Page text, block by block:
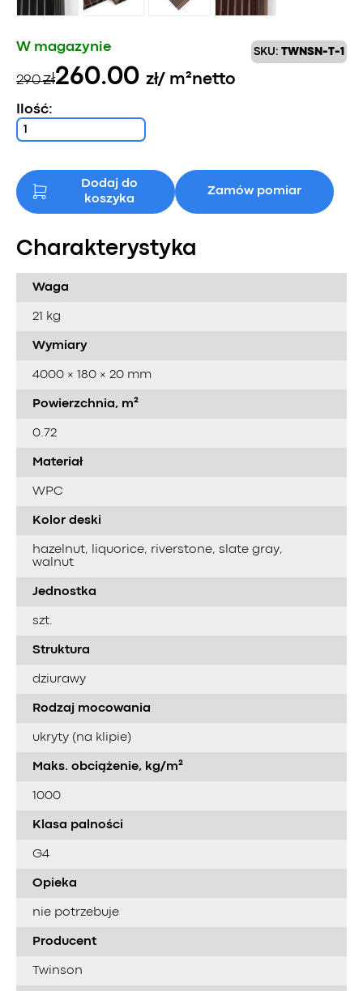
SKU: TWNSN-T-1
W magazynie
290zł
Pierwotna
cena
wynosiła:
260.00 zł
Aktualna
cena
wynosi:
/ m²netto
Ilość:
Dodaj do
koszyka
Zamów pomiar
Charakterystyka
Waga
21 kg
Wymiary
4000 × 180 × 20 mm
Powierzchnia, m²
0.72
Materiał
WPC
Kolor deski
hazelnut, liquorice, riverstone, slate gray,
walnut
Jednostka
szt.
Struktura
dziurawy
Rodzaj mocowania
ukryty (na klipie)
Maks. obciążenie, kg/m²
1000
Klasa palności
G4
Opieka
nie potrzebuje
Producent
Twinson